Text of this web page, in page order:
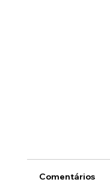
Comentários